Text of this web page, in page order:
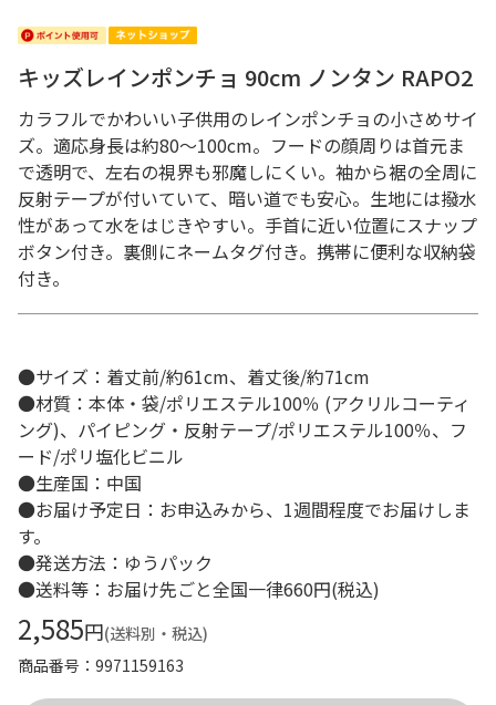
キッズレインポンチョ 90cm ノンタン RAPO2
カラフルでかわいい子供用のレインポンチョの小さめサイ
ズ。適応身長は約80～100cm。フードの顔周りは首元ま
で透明で、左右の視界も邪魔しにくい。袖から裾の全周に
反射テープが付いていて、暗い道でも安心。生地には撥水
性があって水をはじきやすい。手首に近い位置にスナップ
ボタン付き。裏側にネームタグ付き。携帯に便利な収納袋
付き。
●サイズ：着丈前/約61cm、着丈後/約71cm
●材質：本体・袋/ポリエステル100％ (アクリルコーティ
ング)、パイピング・反射テープ/ポリエステル100％、フ
ード/ポリ塩化ビニル
●生産国：中国
●お届け予定日：お申込みから、1週間程度でお届けしま
す。
●発送方法：ゆうパック
●送料等：お届け先ごと全国一律660円(税込)
2,585円(送料別・税込)
商品番号
9971159163